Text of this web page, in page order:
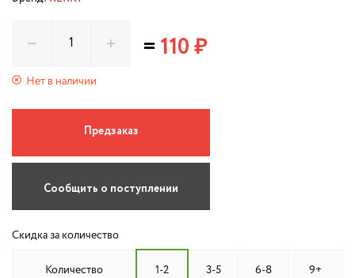
Нет в наличии
=110 ₽
Предзаказ
Сообщить о поступлении
Скидка за количество
Количество 1-2 3-5 6-8 9+